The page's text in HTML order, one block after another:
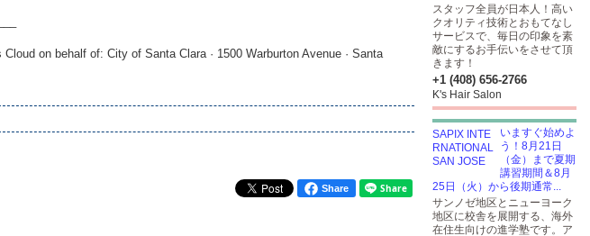
on behalf of: City of Santa Clara · 1500 Warburton Avenue · Santa
Share
スタッフ全員が日本人！高い
クオリティ技術とおもてなし
サービスで、毎日の印象を素
敵にするお手伝いをさせて頂
きます！
+1 (408) 656-2766
K's Hair Salon
いますぐ始めよ
う！8月21日
（金）まで夏期
講習期間＆8月
25日（火）から後期通常...
サンノゼ地区とニューヨーク
地区に校舎を展開する、海外
在住生向けの進学塾です。ア